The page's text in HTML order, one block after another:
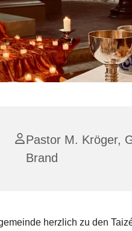
Pastor M. Kröger,
Brand
herzlich zu den